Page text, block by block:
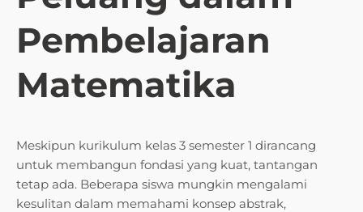
Pembelajaran
Matematika
Meskipun kurikulum kelas 3 semester 1 dirancang
untuk membangun fondasi yang kuat, tantangan
tetap ada. Beberapa siswa mungkin mengalami
kesulitan dalam memahami konsep abstrak,